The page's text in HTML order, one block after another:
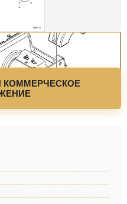
КОММЕРЧЕСКОЕ